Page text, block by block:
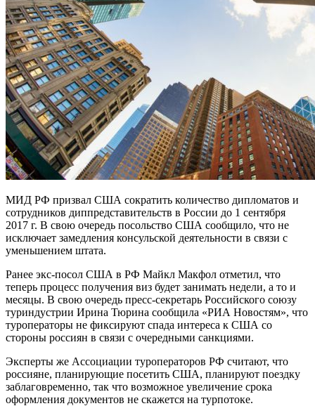
МИД РФ призвал США сократить количество дипломатов и
сотрудников диппредставительств в России до 1 сентября
2017 г. В свою очередь посольство США сообщило, что не
исключает замедления консульской деятельности в связи с
уменьшением штата.
Ранее экс-посол США в РФ Майкл Макфол отметил, что
теперь процесс получения виз будет занимать недели, а то и
месяцы. В свою очередь пресс-секретарь Российского союзу
туриндустрии Ирина Тюрина сообщила «РИА Новостям», что
туроператоры не фиксируют спада интереса к США со
стороны россиян в связи с очередными санкциями.
Эксперты же Ассоциации туроператоров РФ считают, что
россияне, планирующие посетить США, планируют поездку
заблаговременно, так что возможное увеличение срока
оформления документов не скажется на турпотоке.